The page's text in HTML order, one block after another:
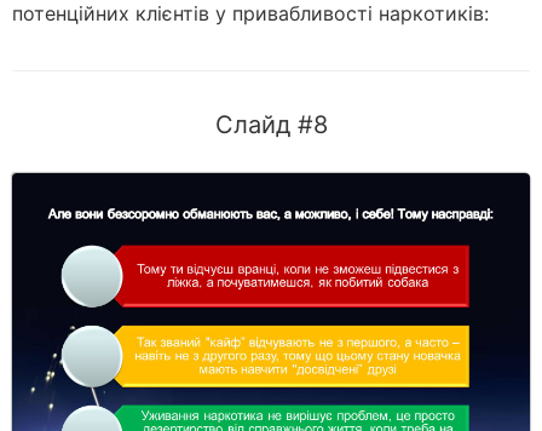
потенційних клієнтів у привабливості наркотиків:
Слайд #8